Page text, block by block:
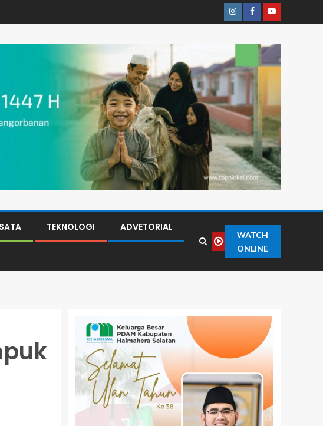
TEKNOLOGI ADVETORIAL
WATCH
ONLINE